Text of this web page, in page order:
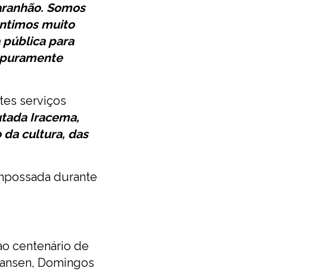
Somos
muito
pública para
serviços
Iracema,
da cultura, das
durante
centenário de
Domingos